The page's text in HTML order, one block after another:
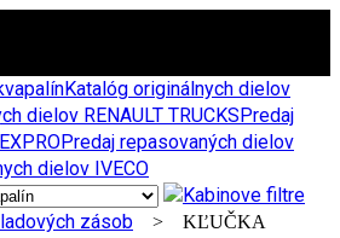
Katalóg originálnych dielov
dielov RENAULT TRUCKSPredaj
Predaj repasovaných dielov
dielov IVECO
zásob > KĽUČKA